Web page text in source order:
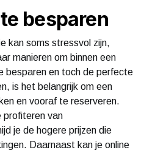
besparen
kan soms stressvol zijn,
manieren om binnen een
besparen en toch de perfecte
is het belangrijk om een
en vooraf te reserveren.
profiteren van
je de hogere prijzen die
Daarnaast kan je online